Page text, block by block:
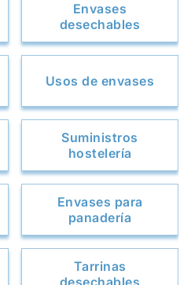
Envases
desechables
Usos de envases
Suministros
hostelería
Envases para
panadería
Tarrinas
desechables